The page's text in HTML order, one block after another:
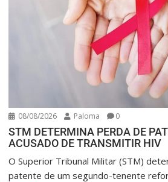
08/08/2026 Paloma 0
STM DETERMINA PERDA DE
ACUSADO DE TRANSMITIR HIV
O Superior Tribunal Militar (STM)
patente de um segundo-tenente